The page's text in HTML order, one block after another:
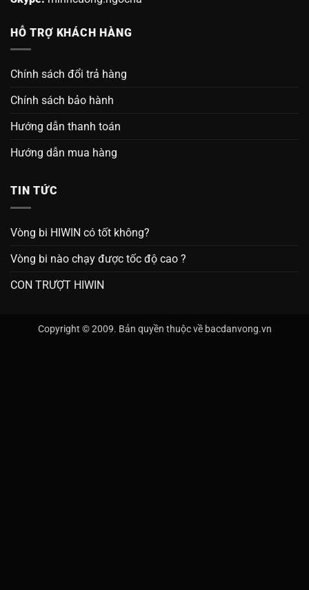
HỖ TRỢ KHÁCH HÀNG
Chính sách đổi trả hàng
Chính sách bảo hành
Hướng dẫn thanh toán
Hướng dẫn mua hàng
TIN TỨC
Vòng bi HIWIN có tốt không?
Vòng bi nào chạy được tốc độ cao ?
CON TRƯỢT HIWIN
Copyright © 2009. Bản quyền thuộc về bacdanvong.vn